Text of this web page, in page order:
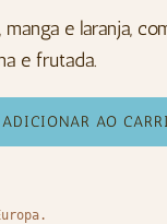
e laranja,
e frutada.
ADICIONAR AO